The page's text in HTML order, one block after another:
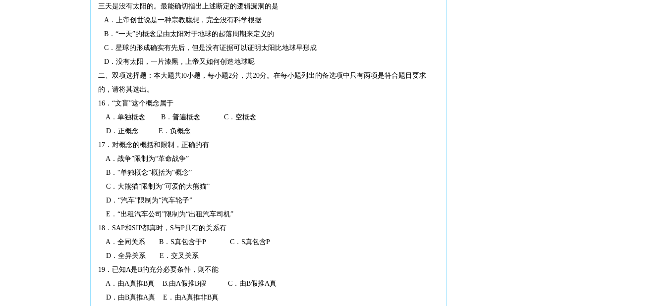
三天是没有太阳的。最能确切指出上述断定的逻辑漏洞的是
A．上帝创世说是一种宗教臆想，完全没有科学根据
B．“一天”的概念是由太阳对于地球的起落周期来定义的
C．星球的形成确实有先后，但是没有证据可以证明太阳比地球早形成
D．没有太阳，一片漆黑，上帝又如何创造地球呢
二、双项选择题：本大题共l0小题，每小题2分，共20分。在每小题列出的备选项中只有两项是符合题目要求
的，请将其选出。
16．“文盲”这个概念属于
A．单独概念 B．普遍概念 C．空概念
D．正概念 E．负概念
17．对概念的概括和限制，正确的有
A．战争”限制为“革命战争”
B．“单独概念”概括为“概念”
C．大熊猫”限制为“可爱的大熊猫”
D．“汽车”限制为“汽车轮子”
E．“出租汽车公司”限制为“出租汽车司机”
18．SAP和SIP都真时，S与P具有的关系有
A．全同关系 B．S真包含于P C．S真包含P
D．全异关系 E．交叉关系
19．已知A是B的充分必要条件，则不能
A．由A真推B真 B.由A假推B假 C．由B假推A真
D．由B真推A真 E．由A真推非B真